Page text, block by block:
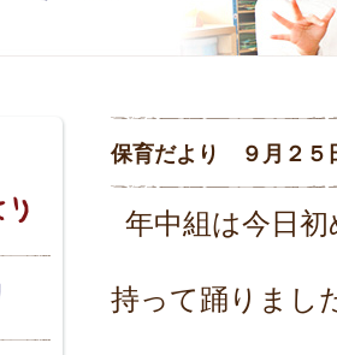
保育だより ９月２５
年中組は今日
持って踊りまし